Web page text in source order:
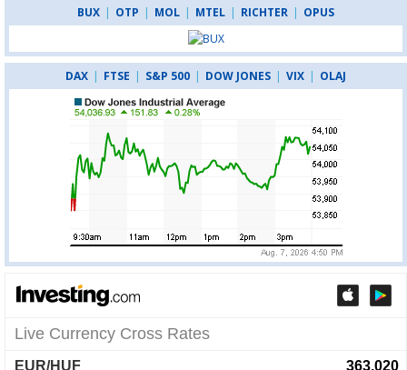
BUX | OTP | MOL | MTEL | RICHTER | OPUS
DAX | FTSE | S&P 500 | DOW JONES | VIX | OLAJ